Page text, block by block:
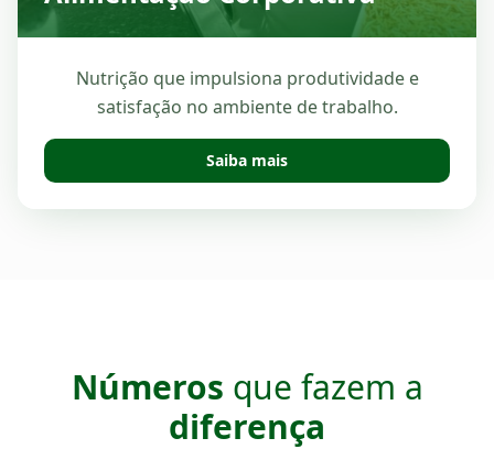
Nutrição que impulsiona produtividade e
satisfação no ambiente de trabalho.
Saiba mais
Números que fazem a
diferença